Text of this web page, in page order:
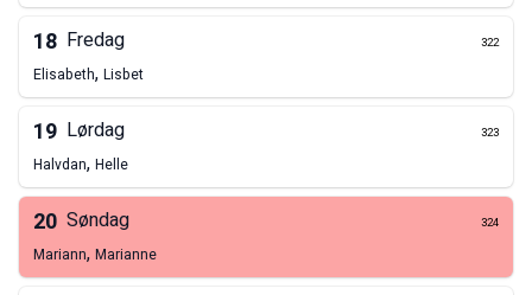
18 Fredag 322
Elisabeth, Lisbet
19 Lørdag 323
Halvdan, Helle
20 Søndag 324
Mariann, Marianne